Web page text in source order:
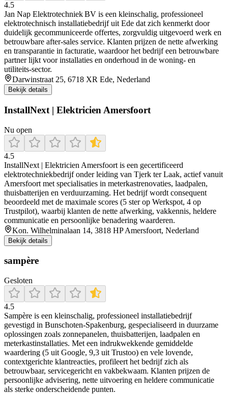
4.5
Jan Nap Elektrotechniek BV is een kleinschalig, professioneel
elektrotechnisch installatiebedrijf uit Ede dat zich kenmerkt door
duidelijk gecommuniceerde offertes, zorgvuldig uitgevoerd werk en
betrouwbare after‑sales service. Klanten prijzen de nette afwerking
en transparantie in facturatie, waardoor het bedrijf een betrouwbare
partner lijkt voor installaties en onderhoud in de woning- en
utiliteits‑sector.
Darwinstraat 25, 6718 XR Ede, Nederland
Bekijk details
InstallNext | Elektricien Amersfoort
Nu open
4.5
InstallNext | Elektricien Amersfoort is een gecertificeerd
elektrotechniekbedrijf onder leiding van Tjerk ter Laak, actief vanuit
Amersfoort met specialisaties in meterkastrenovaties, laadpalen,
thuisbatterijen en verduurzaming. Het bedrijf wordt consequent
beoordeeld met de maximale scores (5 ster op Werkspot, 4 op
Trustpilot), waarbij klanten de nette afwerking, vakkennis, heldere
communicatie en persoonlijke benadering waarderen.
Kon. Wilhelminalaan 14, 3818 HP Amersfoort, Nederland
Bekijk details
sampère
Gesloten
4.5
Sampère is een kleinschalig, professioneel installatiebedrijf
gevestigd in Bunschoten‑Spakenburg, gespecialiseerd in duurzame
oplossingen zoals zonnepanelen, thuisbatterijen, laadpalen en
meterkastinstallaties. Met een indrukwekkende gemiddelde
waardering (5 uit Google, 9,3 uit Trustoo) en vele lovende,
contextgerichte klantreacties, profileert het bedrijf zich als
betrouwbaar, servicegericht en vakbekwaam. Klanten prijzen de
persoonlijke advisering, nette uitvoering en heldere communicatie
als sterke onderscheidende punten.